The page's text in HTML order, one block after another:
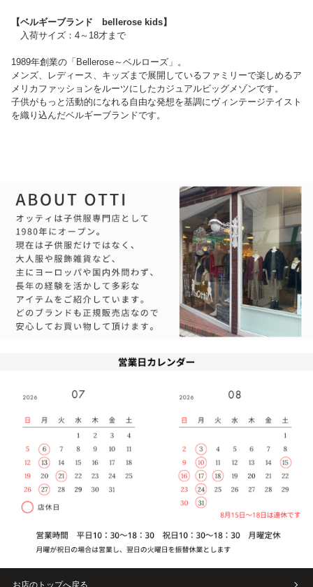
【ベルギーブランド bellerose kids】
入荷サイズ：4～18才まで
1989年創業の「Bellerose～ベルローズ」。
メンズ、レディース、キッズまで展開しているファミリーで楽しめるア
メリカファッションをルーツにしたカジュアルビッグメゾンです。
子供がもっと活動的になれる自由な発想を基調にヴィンテージテイスト
を織り込んだベルギーブランドです。